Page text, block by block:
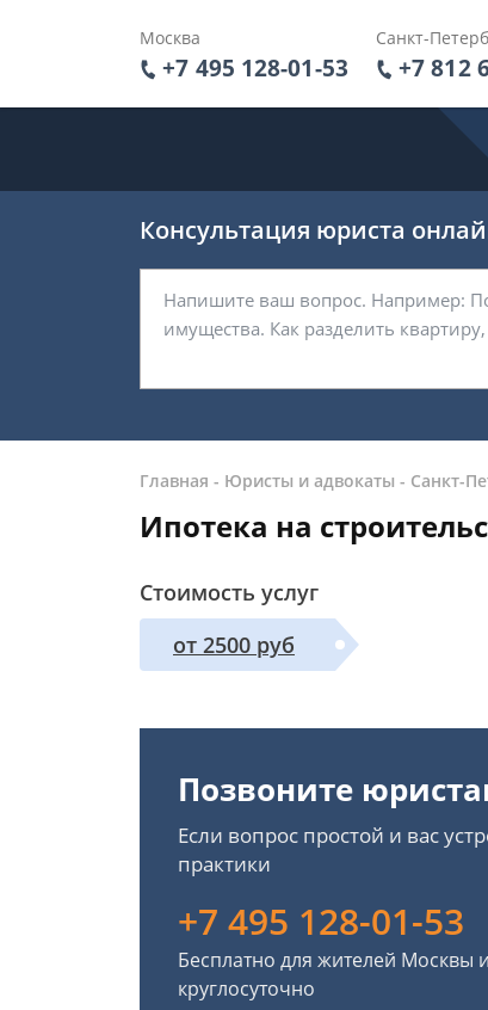
Москва
+7 495 128-01-53
Санкт-
+7 812
Консультация юриста
Главная - Юристы и адвокаты - Санкт-
Ипотека на
Стоимость услуг
от 2500 руб
Позвоните
Если вопрос простой и вас
практики
+7 495 128-01-53
Бесплатно для жителей
круглосуточно